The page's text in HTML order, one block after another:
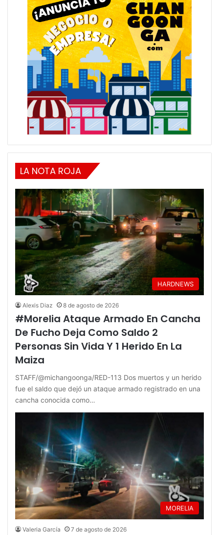
LA NOTA ROJA
HARDNEWS
Alexis Diaz 8 de agosto de 2026
#Morelia Ataque Armado En Cancha
De Fucho Deja Como Saldo 2
Personas Sin Vida Y 1 Herido En La
Maiza
STAFF/@michangoonga/RED-113 Dos muertos y un herido
fue el saldo que dejó un ataque armado registrado en una
cancha conocida como…
MORELIA
Valeria García 7 de agosto de 2026